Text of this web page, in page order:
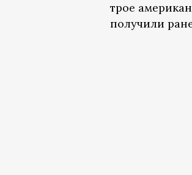
трое
получили